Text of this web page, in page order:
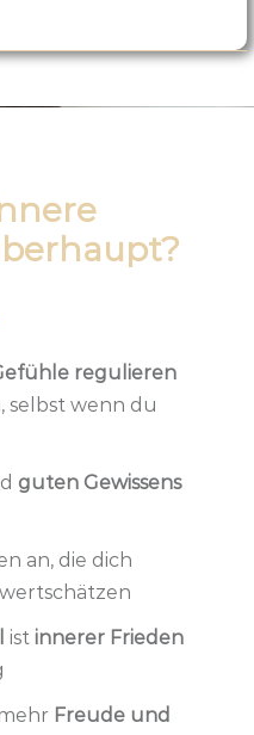
regulieren
selbst wenn du
guten Gewissens
an, die dich
istinnerer Frieden
Freude und